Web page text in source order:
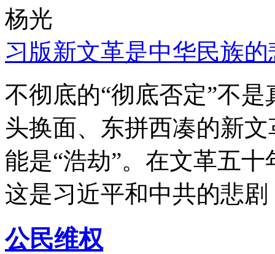
杨光
习版新文革是中华民族的
不彻底的“彻底否定”不
头换面、东拼西凑的新
能是“浩劫”。在文革五
这是习近平和中共的悲
公民维权